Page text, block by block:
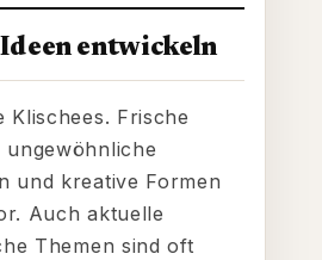
entwickeln
Klischees. Frische
und kreative Formen
Auch aktuelle
Themen sind oft